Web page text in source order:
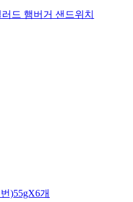
드 햄버거 샌드위치
)55gX6개